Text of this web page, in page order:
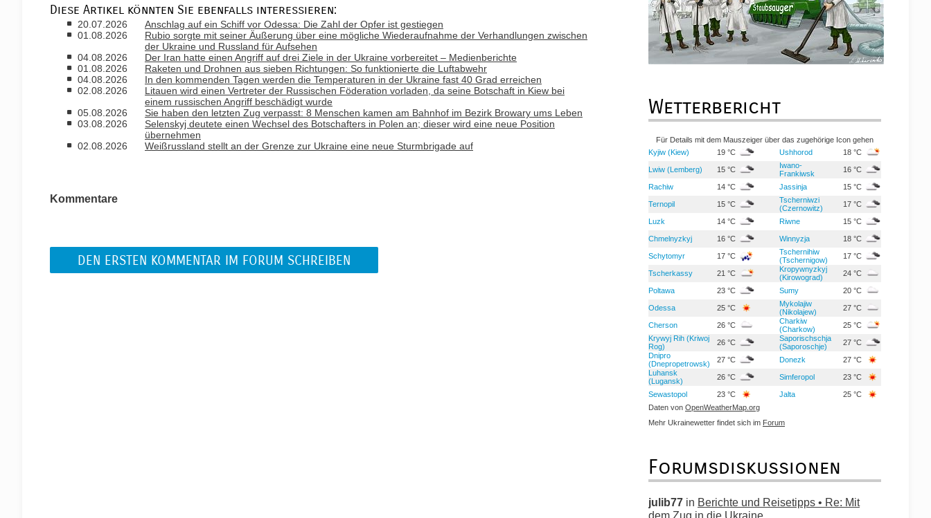
Diese Artikel könnten Sie ebenfalls interessieren:
20.07.2026
Anschlag auf ein Schiff vor Odessa: Die Zahl der Opfer ist gestiegen
01.08.2026
Rubio sorgte mit seiner Äußerung über eine mögliche Wiederaufnahme der Verhandlungen zwischen
der Ukraine und Russland für Aufsehen
04.08.2026
Der Iran hatte einen Angriff auf drei Ziele in der Ukraine vorbereitet – Medienberichte
01.08.2026
Raketen und Drohnen aus sieben Richtungen: So funktionierte die Luftabwehr
04.08.2026
In den kommenden Tagen werden die Temperaturen in der Ukraine fast 40 Grad erreichen
02.08.2026
Litauen wird einen Vertreter der Russischen Föderation vorladen, da seine Botschaft in Kiew bei
einem russischen Angriff beschädigt wurde
05.08.2026
Sie haben den letzten Zug verpasst: 8 Menschen kamen am Bahnhof im Bezirk Browary ums Leben
03.08.2026
Selenskyj deutete einen Wechsel des Botschafters in Polen an; dieser wird eine neue Position
übernehmen
02.08.2026
Weißrussland stellt an der Grenze zur Ukraine eine neue Sturmbrigade auf
Kommentare
DEN ERSTEN KOMMENTAR IM FORUM SCHREIBEN
Wetterbericht
Für Details mit dem Mauszeiger über das zugehörige Icon gehen
Kyjiw (Kiew)
19 °C Ushhorod 18 °C
Lwiw (Lemberg) 15 °C
Iwano-
Frankiwsk
16 °C
Rachiw 14 °C Jassinja 15 °C
Ternopil 15 °C
Tscherniwzi
(Czernowitz)
17 °C
Luzk 14 °C Riwne 15 °C
Chmelnyzkyj 16 °C Winnyzja 18 °C
Schytomyr 17 °C
Tschernihiw
(Tschernigow)
17 °C
Tscherkassy 21 °C
Kropywnyzkyj
(Kirowograd)
24 °C
Poltawa 23 °C Sumy 20 °C
Odessa 25 °C
Mykolajiw
(Nikolajew)
27 °C
Cherson 26 °C
Charkiw
(Charkow)
25 °C
Krywyj Rih (Kriwoj
Rog)
26 °C
Saporischschja
(Saporoschje)
27 °C
Dnipro
(Dnepropetrowsk)
27 °C Donezk
27 °C
Luhansk
(Lugansk)
26 °C Simferopol 23 °C
Sewastopol 23 °C Jalta
25 °C
Daten von OpenWeatherMap.org
Mehr Ukrainewetter findet sich im Forum
Forumsdiskussionen
julib77 in Berichte und Reisetipps • Re: Mit
dem Zug in die Ukraine